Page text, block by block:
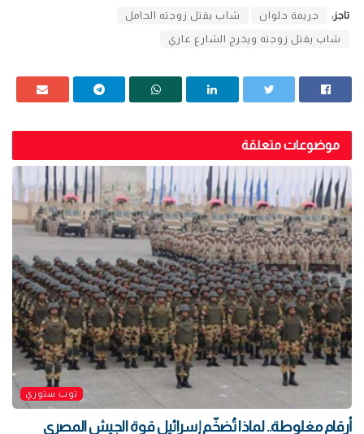
تاجز: جريمة حلوان شاب يقتل زوجته الحامل
شاب يقتل زوجته ويخرج الشارع عاري
موضوعات متعلقة
توب ستوري
أرقام مغلوطة.. لماذا تُضخّم إسرائيل قوة الجيش المصري